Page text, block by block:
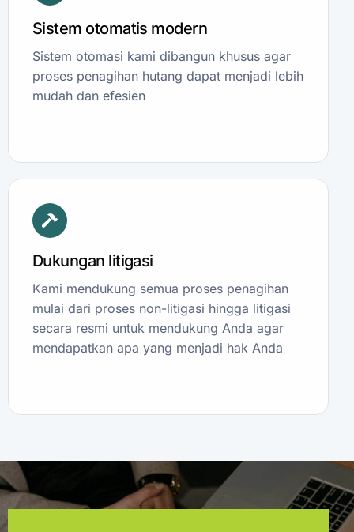
Sistem otomatis modern
Sistem otomasi kami dibangun khusus agar
proses penagihan hutang dapat menjadi lebih
mudah dan efesien
Dukungan litigasi
Kami mendukung semua proses penagihan
mulai dari proses non-litigasi hingga litigasi
secara resmi untuk mendukung Anda agar
mendapatkan apa yang menjadi hak Anda